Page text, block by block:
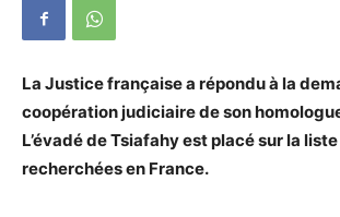
La Justice française a répondu à la
coopération judiciaire de son
L’évadé de Tsiafahy est placé sur la
recherchées en France.